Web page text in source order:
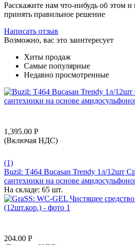
Расскажите нам что-нибудь об этом
принять правильное решение
Написать отзыв
Возможно, вас это заинтересует
Хиты продаж
Самые популярные
Недавно просмотренные
1,395.00 Р
(Включая НДС)
(1)
Buzil: T464 Bucasan Trendy 1л/12шт
сантехники на основе
На складе: 65 шт.
204.00 Р